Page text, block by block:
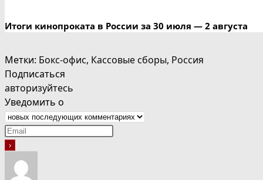
Итоги кинопроката в России за 30 июля — 2 августа
Метки: Бокс-офис, Кассовые сборы, Россия
Подписаться
авторизуйтесь
Уведомить о